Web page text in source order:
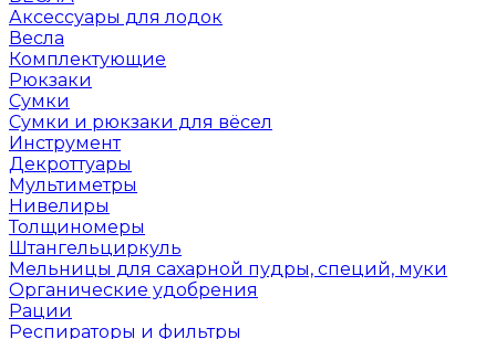
Аксессуары для лодок
Весла
Комплектующие
Рюкзаки
Сумки
Сумки и рюкзаки для вёсел
Инструмент
Декроттуары
Мультиметры
Нивелиры
Толщиномеры
Штангельциркуль
Мельницы для сахарной пудры, специй, муки
Органические удобрения
Рации
Респираторы и фильтры